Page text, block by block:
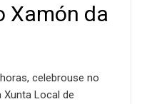
Xamón da
celebrouse no
Xunta Local de